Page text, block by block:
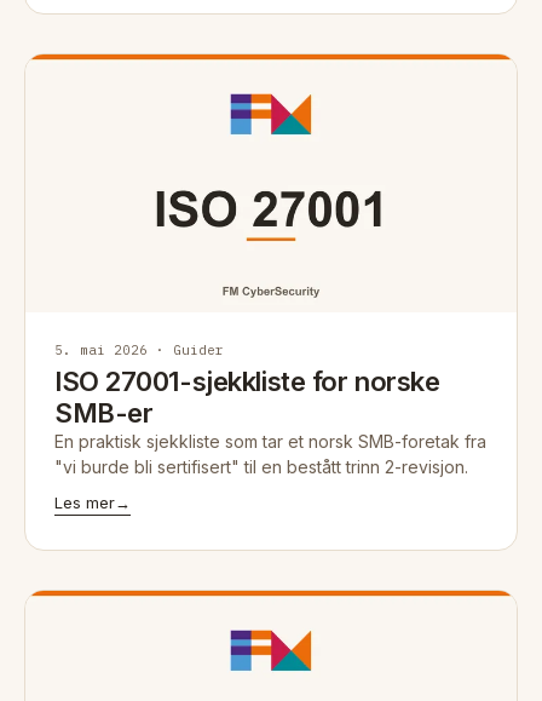
5. mai 2026 · Guider
ISO 27001-sjekkliste for norske
SMB-er
En praktisk sjekkliste som tar et norsk SMB-foretak fra
"vi burde bli sertifisert" til en bestått trinn 2-revisjon.
Les mer→